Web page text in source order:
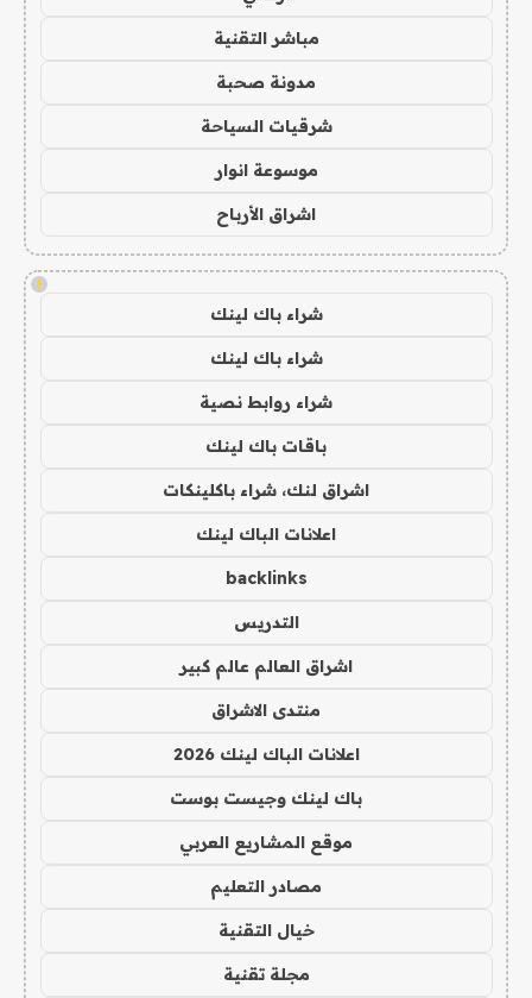
مباشر التقنية
مدونة صحبة
شرقيات السياحة
موسوعة انوار
اشراق الأرباح
!
شراء باك لينك
شراء باك لينك
شراء روابط نصية
باقات باك لينك
اشراق لنك، شراء باكلينكات
اعلانات الباك لينك
backlinks
التدريس
اشراق العالم عالم كبير
منتدى الاشراق
اعلانات الباك لينك 2026
باك لينك وجيست بوست
موقع المشاريع العربي
مصادر التعليم
خيال التقنية
مجلة تقنية